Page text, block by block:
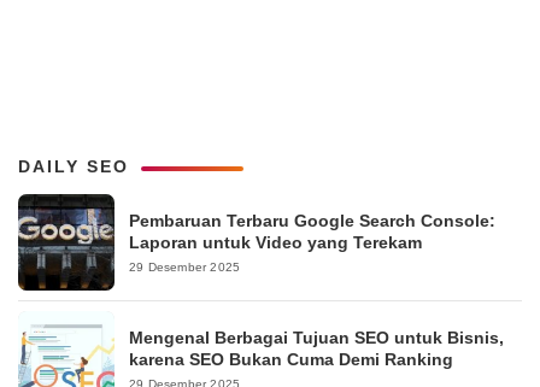
DAILY SEO
Pembaruan Terbaru Google Search Console:
Laporan untuk Video yang Terekam
29 Desember 2025
Mengenal Berbagai Tujuan SEO untuk Bisnis,
karena SEO Bukan Cuma Demi Ranking